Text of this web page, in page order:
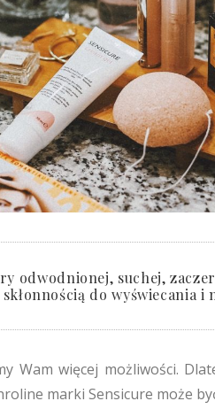
odwodnionej, suchej,
do wyświecania i
Wam więcej możliwości.
marki Sensicure może